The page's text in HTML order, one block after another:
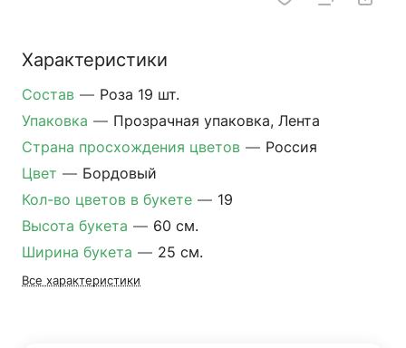
Характеристики
Состав — Роза 19 шт.
Упаковка — Прозрачная упаковка, Лента
Страна просхождения цветов — Россия
Цвет — Бордовый
Кол-во цветов в букете — 19
Высота букета — 60 см.
Ширина букета — 25 см.
Все характеристики